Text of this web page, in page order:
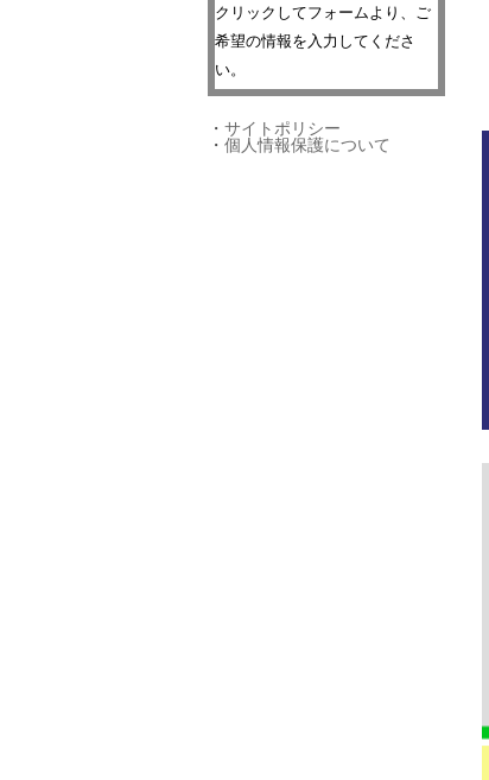
クリックしてフォームより、ご
希望の情報を入力してくださ
い。
・ サイトポリシー
・ 個人情報保護について